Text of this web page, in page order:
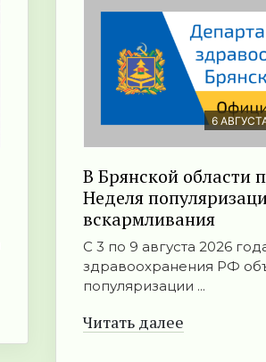
6
В Брянской области
Неделя
вскармливания
С 3 по 9 августа 2026
здравоохранения РФ
популяризации ...
Читать далее